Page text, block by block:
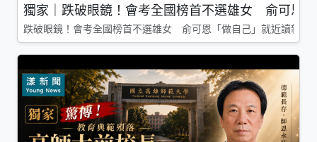
獨家｜跌破眼鏡！會考全國榜首不選雄女 俞可恩
跌破眼鏡！會考全國榜首不選雄女 俞可恩「做自己」就近讀新莊